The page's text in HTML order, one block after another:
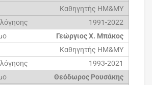
Καθηγητής ΗΜ&ΜΥ
1991-2022
Γεώργιος Χ. Μπάκος
Καθηγητής ΗΜ&ΜΥ
1993-2021
Θεόδωρος Ρουσάκης